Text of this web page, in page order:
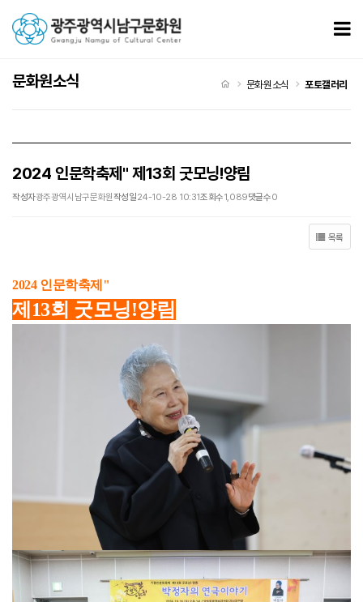
문화원소식 처음으로
문화원소식 포토갤러리
2024 인문학축제" 제13회 굿모닝!양림
작성자광주광역시남구문화원작성일24-10-28 10:31조회수1,089댓글수0
목록
2024 인문학축제"
제13회 굿모닝!양림